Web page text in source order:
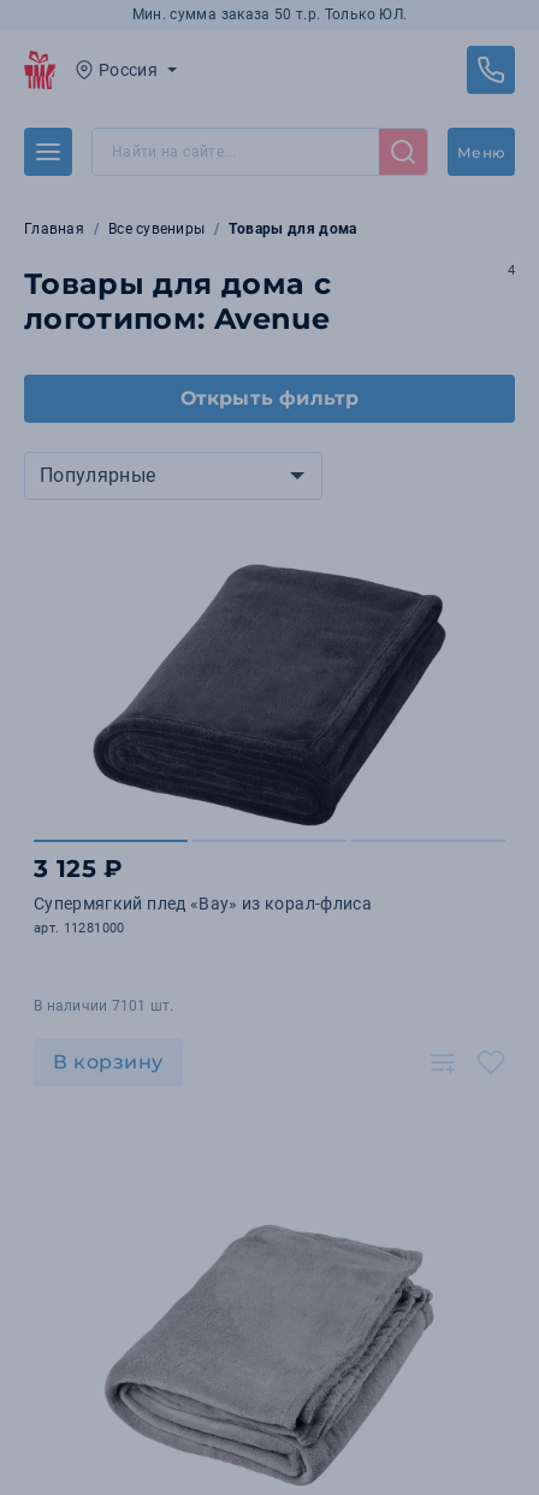
Мин. сумма заказа 50 т.р. Только ЮЛ.
Россия
Меню
Главная Все сувениры Товары для дома
Товары для дома с
логотипом: Avenue
4
Открыть фильтр
Популярные
3 125 ₽
Супермягкий плед «Bay» из корал-флиса
арт. 11281000
В наличии 7101 шт.
В корзину